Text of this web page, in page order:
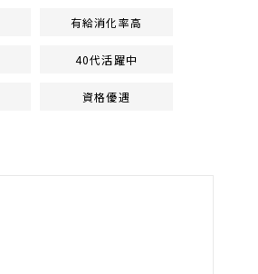
有給消化率高
40代活躍中
資格優遇